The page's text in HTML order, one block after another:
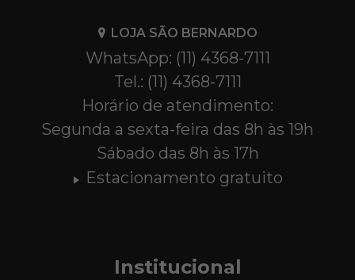
LOJA SÃO BERNARDO
WhatsApp: (11) 4368-7111
Tel.: (11) 4368-7111
Horário de atendimento:
Segunda a sexta-feira das 8h às 19h
Sábado das 8h às 17h
Estacionamento gratuito
Institucional